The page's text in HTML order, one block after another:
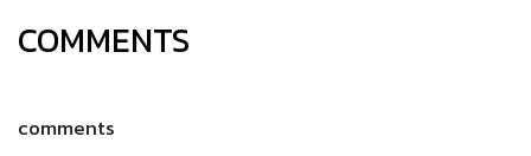
COMMENTS
comments